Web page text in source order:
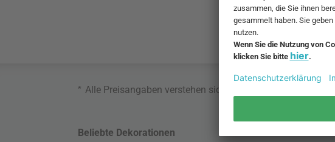
* Alle Preisangaben verstehen sich inklusive MwSt. und zzgl.
Beliebte Dekorationen